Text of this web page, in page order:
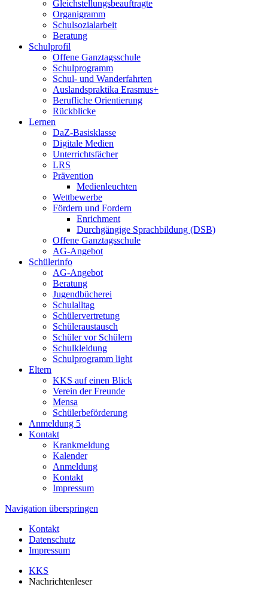
Gleichstellungsbeauftragte
Organigramm
Schulsozialarbeit
Beratung
Schulprofil
Offene Ganztagsschule
Schulprogramm
Schul- und Wanderfahrten
Auslandspraktika Erasmus+
Berufliche Orientierung
Rückblicke
Lernen
DaZ-Basisklasse
Digitale Medien
Unterrichtsfächer
LRS
Prävention
Medienleuchten
Wettbewerbe
Fördern und Fordern
Enrichment
Durchgängige Sprachbildung (DSB)
Offene Ganztagsschule
AG-Angebot
Schülerinfo
AG-Angebot
Beratung
Jugendbücherei
Schulalltag
Schülervertretung
Schüleraustausch
Schüler vor Schülern
Schulkleidung
Schulprogramm light
Eltern
KKS auf einen Blick
Verein der Freunde
Mensa
Schülerbeförderung
Anmeldung 5
Kontakt
Krankmeldung
Kalender
Anmeldung
Kontakt
Impressum
Navigation überspringen
Kontakt
Datenschutz
Impressum
KKS
Nachrichtenleser